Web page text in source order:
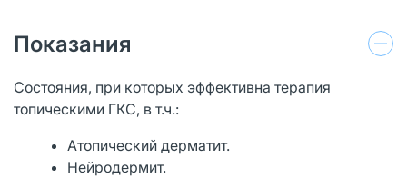
Показания
Состояния, при которых эффективна терапия
топическими ГКС, в т.ч.:
Атопический дерматит.
Нейродермит.